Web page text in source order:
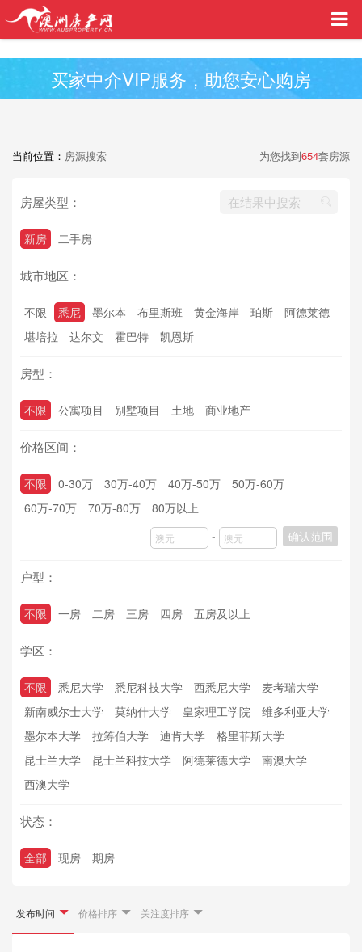
买家中介VIP服务，助您安心购房
当前位置： 房源搜索 为您找到654套房源
房屋类型：
新房 二手房
城市地区：
不限 悉尼 墨尔本 布里斯班 黄金海岸 珀斯
阿德莱德
堪培拉
达尔文 霍巴特 凯恩斯
房型：
不限 公寓项目 别墅项目 土地 商业地产
价格区间：
不限 0-30万 30万-40万 40万-50万
50万-60万
60万-70万
70万-80万
80万以上
-
确认范围
户型：
不限 一房 二房 三房 四房 五房及以上
学区：
不限 悉尼大学 悉尼科技大学 西悉尼大学
麦考瑞大学
新南威尔士大学
莫纳什大学 皇家理工学院
维多利亚大学
墨尔本大学
拉筹伯大学 迪肯大学
格里菲斯大学
昆士兰大学
昆士兰科技大学 阿德莱德大学
南澳大学
西澳大学
状态：
全部 现房 期房
发布时间 价格排序 关注度排序